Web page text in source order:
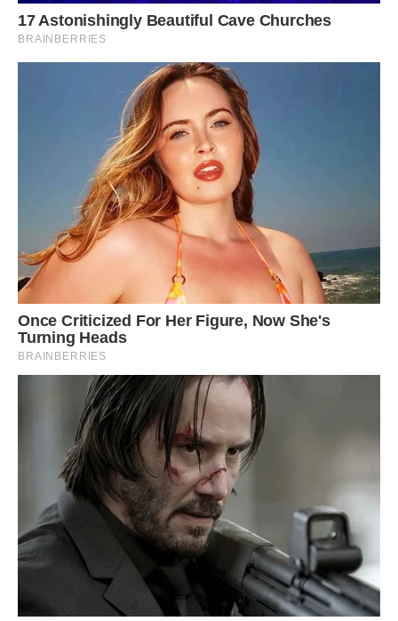
У гості вони ніколи батьків не кликали — місця в квартирі
воліла не лізти до нього в душу з розпитуваннями. Вона
думала таким чином: якщо синок вирішив одружитися
саме з цією дівчиною, то значить йому з нею добре,
цікаво і взагалі вона сенс його життя. Тому батьки чи
хтось інший не повинні втручатися у їхні особисті
взаємини. Це їхнє життя і їм його проживати.
Ганна Дмитрівна намагалася ставитись до невістки по-